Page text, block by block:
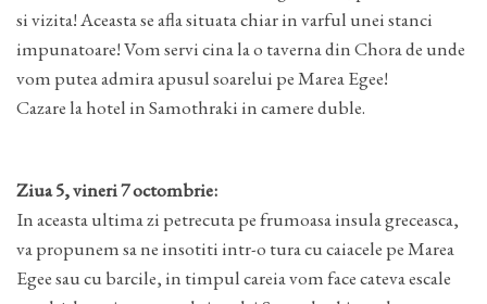
si vizita! Aceasta se afla situata chiar in varful unei stanci
impunatoare! Vom servi cina la o taverna din Chora de unde
vom putea admira apusul soarelui pe Marea Egee!
Cazare la hotel in Samothraki in camere duble.
Ziua 5, vineri 7 octombrie:
In aceasta ultima zi petrecuta pe frumoasa insula greceasca,
va propunem sa ne insotiti intr-o tura cu caiacele pe Marea
Egee sau cu barcile, in timpul careia vom face cateva escale